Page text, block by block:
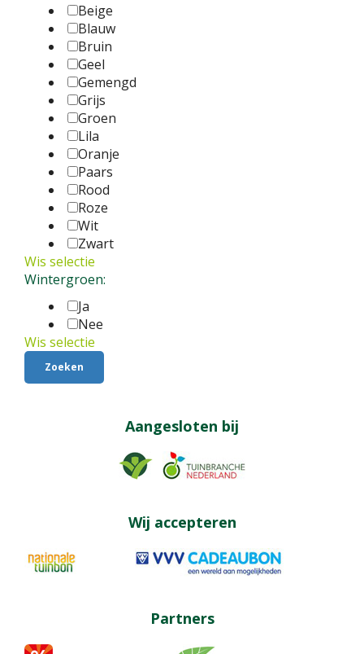
Beige
Blauw
Bruin
Geel
Gemengd
Grijs
Groen
Lila
Oranje
Paars
Rood
Roze
Wit
Zwart
Wis selectie
Wintergroen:
Ja
Nee
Wis selectie
Aangesloten bij
Wij accepteren
Partners